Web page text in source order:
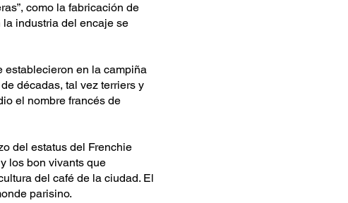
como la fabricación de
industria del encaje se
establecieron en la campiña
décadas, tal vez terriers y
el nombre francés de
del estatus del Frenchie
los bon vivants que
del café de la ciudad. El
parisino.